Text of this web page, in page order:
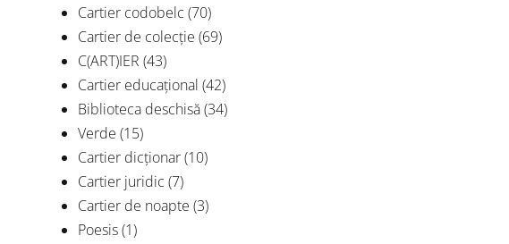
Cartier codobelc (70)
Cartier de colecție (69)
C(ART)IER (43)
Cartier educațional (42)
Biblioteca deschisă(34)
Verde (15)
Cartier dicționar(10)
Cartier juridic (7)
Cartier de noapte (3)
Poesis(1)